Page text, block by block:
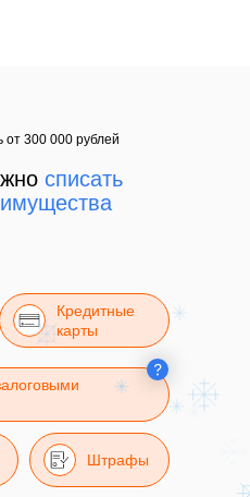
списать
от 300 000 рублей
Штрафы
Кредитные
карты